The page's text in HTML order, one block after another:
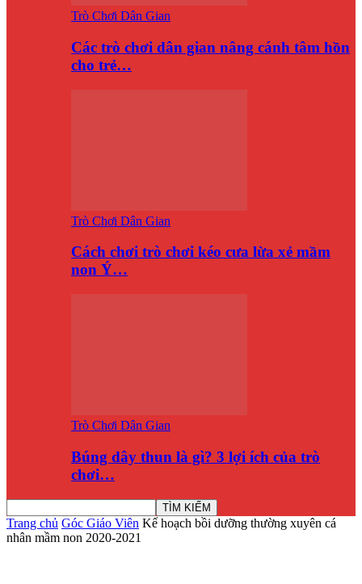
Trò Chơi Dân Gian
Các trò chơi dân gian nâng cánh tâm hồn
cho trẻ…
Trò Chơi Dân Gian
Cách chơi trò chơi kéo cưa lừa xẻ mầm
non Ý…
Trò Chơi Dân Gian
Búng dây thun là gì? 3 lợi ích của trò
chơi…
Trang chủ Góc Giáo Viên Kế hoạch bồi dưỡng thường xuyên cá
nhân mầm non 2020-2021